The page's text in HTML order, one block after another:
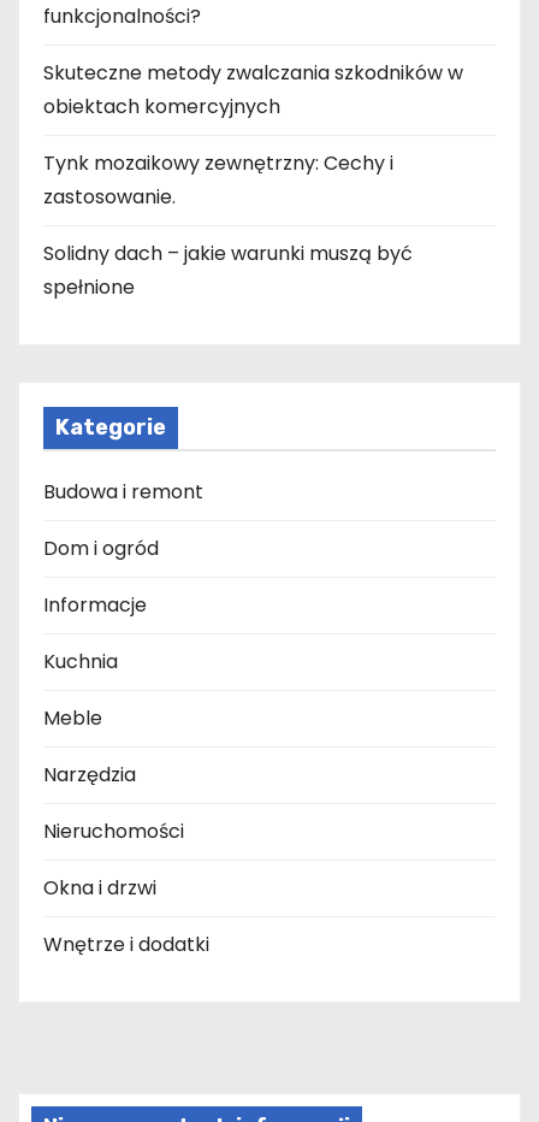
funkcjonalności?
Skuteczne metody zwalczania szkodników w
obiektach komercyjnych
Tynk mozaikowy zewnętrzny: Cechy i
zastosowanie.
Solidny dach – jakie warunki muszą być
spełnione
Kategorie
Budowa i remont
Dom i ogród
Informacje
Kuchnia
Meble
Narzędzia
Nieruchomości
Okna i drzwi
Wnętrze i dodatki